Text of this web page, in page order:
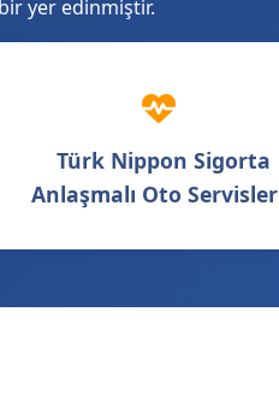
yer edinmiştir.
Türk Nippon Sigorta
Anlaşmalı Oto Servisler